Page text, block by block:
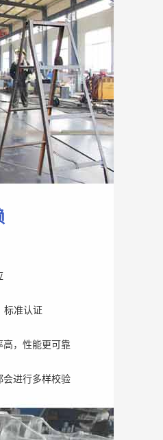
标准认证
，性能更可靠
进行多样校验